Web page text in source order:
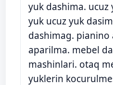
yuk dashima. ucuz
yuk ucuz yuk
dashimag.
aparilma. mebel
mashinlari. otaq
yuklerin